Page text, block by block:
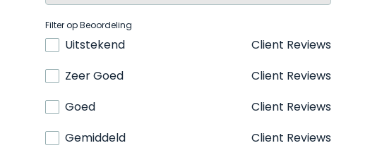
Filter op Beoordeling
Uitstekend
Client Reviews
Zeer Goed
Client Reviews
Goed
Client Reviews
Gemiddeld
Client Reviews